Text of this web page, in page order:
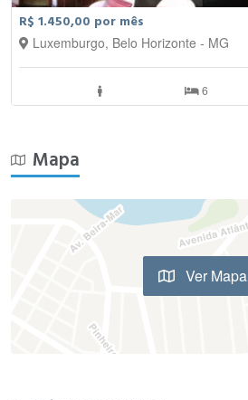
R$ 1.450,00 por mês
Luxemburgo, Belo Horizonte - MG
6
Mapa
Ver Mapa